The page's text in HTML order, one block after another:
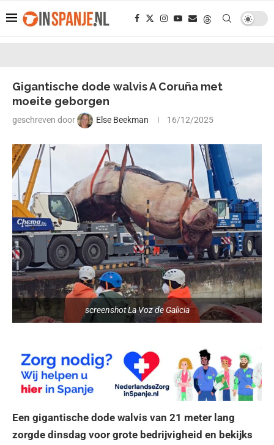
Gigantische dode walvis A Coruña met
moeite geborgen
geschreven door Else Beekman 16/12/2025
screenshot La Voz de Galicia
Een gigantische dode walvis van 21 meter lang
zorgde dinsdag voor grote bedrijvigheid en bekijks